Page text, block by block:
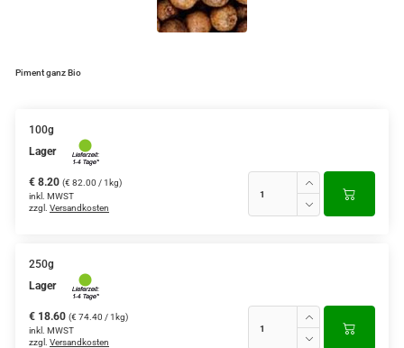
Piment ganz Bio
100g
Lager
€ 8.20 (€ 82.00 / 1kg)
inkl. MWST
zzgl. Versandkosten
250g
Lager
€ 18.60 (€ 74.40 / 1kg)
inkl. MWST
zzgl. Versandkosten